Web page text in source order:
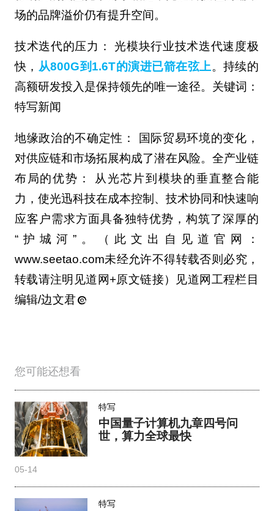
场的品牌溢价仍有提升空间。
技术迭代的压力： 光模块行业技术迭代速度极
快， 从800G到1.6T的演进已箭在弦上。持续的
高额研发投入是保持领先的唯一途径。关键词：
特写新闻
地缘政治的不确定性： 国际贸易环境的变化，
对供应链和市场拓展构成了潜在风险。全产业链
布局的优势： 从光芯片到模块的垂直整合能
力，使光迅科技在成本控制、技术协同和快速响
应客户需求方面具备独特优势，构筑了深厚的
“护城河”。（此文出自见道官网：
www.seetao.com未经允许不得转载否则必究，
转载请注明见道网+原文链接）见道网工程栏目
编辑/边文君
您可能还想看
特写
中国量子计算机九章四号问
世，算力全球最快
05-14
特写